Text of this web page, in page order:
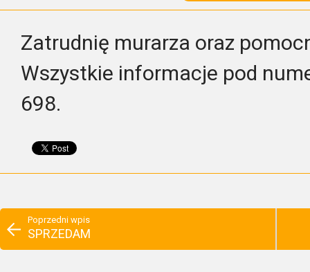
Zatrudnię murarza oraz
Wszystkie informacje pod
698.
Poprzedni wpis
SPRZEDAM